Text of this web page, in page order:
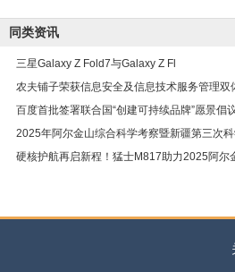
同类资讯
三星Galaxy Z Fold7与Galaxy Z Fl
农夫铺子荣获信息安全及信息技术服务管理双
百度首批签署联合国“创建可持续品牌”愿景倡
2025年阿尔金山综合科学考察暨新疆第三次
硬核护航再启新程！猛士M817助力2025阿尔